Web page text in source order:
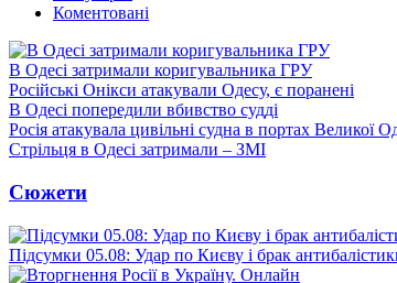
Коментовані
В Одесі затримали коригувальника ГРУ
Російські Онікси атакували Одесу, є поранені
В Одесі попередили вбивство судді
Росія атакувала цивільні судна в портах Великої
Стрільця в Одесі затримали – ЗМІ
Сюжети
Підсумки 05.08: Удар по Києву і брак